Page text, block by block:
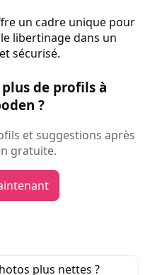
un cadre unique pour
libertinage dans un
sécurisé.
de profils à
?
et suggestions après
gratuite.
plus nettes ?